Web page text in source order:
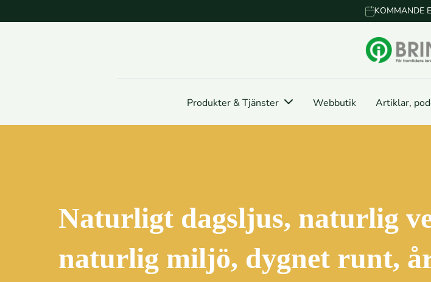
KOMMANDE
Produkter & Tjänster Webbutik Artiklar,
Naturligt dagsljus, naturlig
naturlig miljö, dygnet runt,